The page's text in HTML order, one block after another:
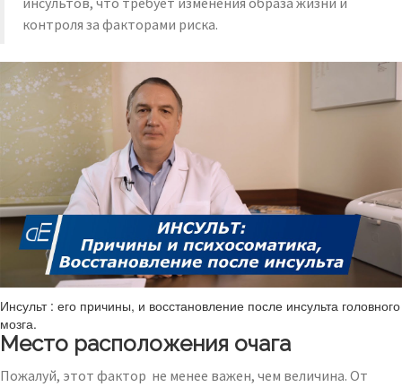
контроля за факторами риска.
Инсульт : его причины, и восстановление после инсульта головного
мозга.
Место расположения очага
Пожалуй, этот фактор не менее важен, чем величина. От